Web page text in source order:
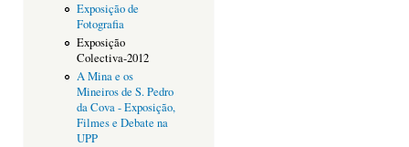
Exposição de
Fotografia
Exposição
Colectiva-2012
A Mina e os
Mineiros de S. Pedro
da Cova - Exposição,
Filmes e Debate na
UPP